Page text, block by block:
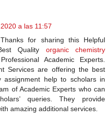
a las 11:57
for sharing this Helpful
Quality organic chemistry
Academic Experts.
Services are offering the best
assignment help to scholars in
of Academic Experts who can
queries. They provide
amazing additional services.